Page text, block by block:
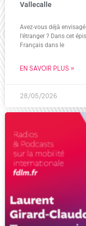
Vallecalle
Avez-vous déjà
l’étranger ? Dans cet
Français dans le
EN SAVOIR PLUS »
28/05/2026